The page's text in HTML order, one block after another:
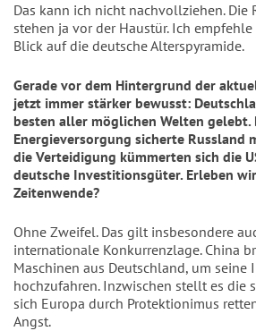
Das kann ich nicht nachvollziehen. Die
stehen ja vor der Haustür. Ich
Blick auf die deutsche Alterspyramide.
Gerade vor dem Hintergrund der
jetzt immer stärker bewusst:
besten aller möglichen Welten gelebt.
Energieversorgung sicherte Russland
die Verteidigung kümmerten sich die
deutsche Investitionsgüter. Erleben
Zeitenwende?
Ohne Zweifel. Das gilt insbesondere
internationale Konkurrenzlage. China
Maschinen aus Deutschland, um
hochzufahren. Inzwischen stellt es die
sich Europa durch Protektionimus
Angst.